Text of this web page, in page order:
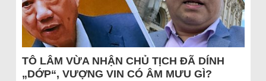
TÔ LÂM VỪA NHẬN CHỦ TỊCH ĐÃ DÍNH
„DỚP“, VƯỢNG VIN CÓ ÂM MƯU GÌ?